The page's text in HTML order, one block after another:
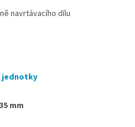
navrtávacího dílu
jednotky
mm